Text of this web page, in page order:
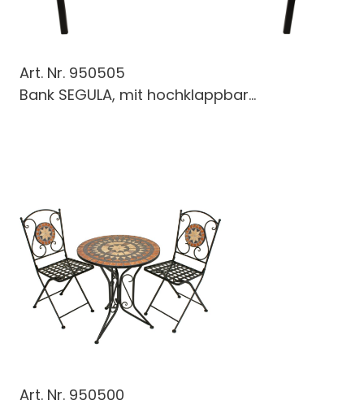
Art. Nr. 950505
Bank SEGULA, mit hochklappbar...
Art. Nr. 950500